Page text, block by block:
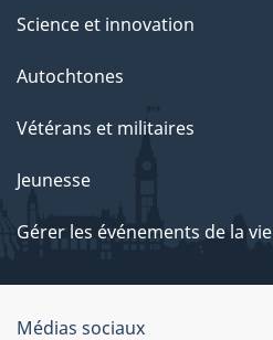
Science et innovation
Autochtones
Vétérans et militaires
Jeunesse
Gérer les événements de la vie
Organisation
Médias sociaux